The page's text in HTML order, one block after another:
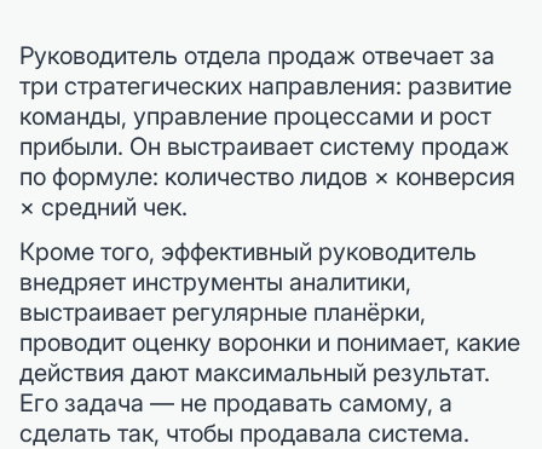
Руководитель отдела продаж отвечает за
три стратегических направления: развитие
команды, управление процессами и рост
прибыли. Он выстраивает систему продаж
по формуле: количество лидов × конверсия
× средний чек.
Кроме того, эффективный руководитель
внедряет инструменты аналитики,
выстраивает регулярные планёрки,
проводит оценку воронки и понимает, какие
действия дают максимальный результат.
Его задача — не продавать самому, а
сделать так, чтобы продавала система.